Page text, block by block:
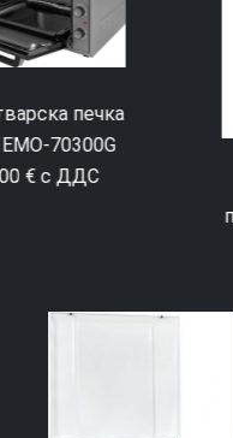
4912 Готварска
печка ELITE EMO-